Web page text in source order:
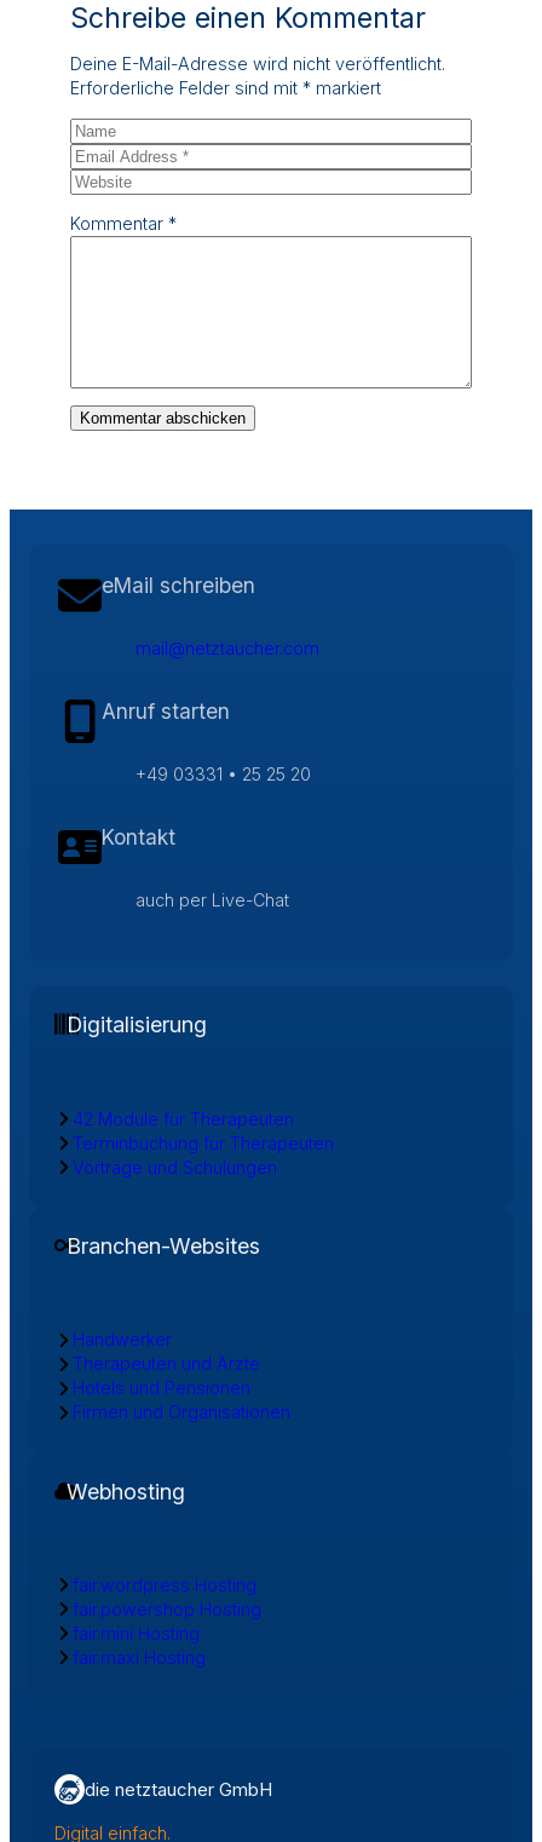
Schreibe einen Kommentar
Deine E-Mail-Adresse wird nicht veröffentlicht.
Erforderliche Felder sind mit * markiert
Kommentar *
eMail schreiben
mail@netztaucher.com
Anruf starten
+49 03331 • 25 25 20
Kontakt
auch per Live-Chat
Digitalisierung
42 Module für Therapeuten
Terminbuchung für Therapeuten
Vorträge und Schulungen
Branchen-Websites
Handwerker
Therapeuten und Ärzte
Hotels und Pensionen
Firmen und Organisationen
Webhosting
fair.wordpress Hosting
fair.powershop Hosting
fair.mini Hosting
fair.maxi Hosting
die netztaucher GmbH
Digital einfach.